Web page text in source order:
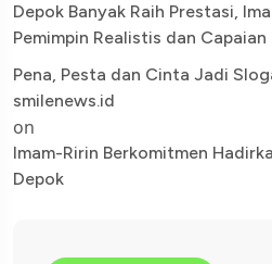
Depok Banyak Raih Prestasi,
Pemimpin Realistis dan
Pena, Pesta dan Cinta Jadi
smilenews.id
on
Imam-Ririn Berkomitmen
Depok